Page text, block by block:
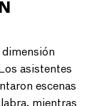
dimensión
asistentes
escenas
mientras